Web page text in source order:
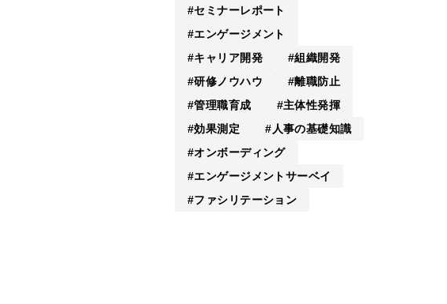
セミナーレポート
エンゲージメント
キャリア開発
組織開発
研修ノウハウ
離職防止
管理職育成
主体性発揮
効果測定
人事の基礎知識
オンボーディング
エンゲージメントサーベイ
ファシリテーション